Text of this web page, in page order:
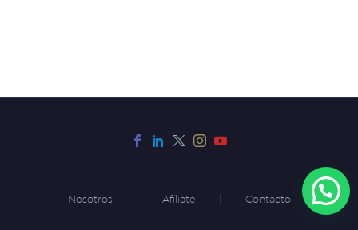
Nosotros Afíliate Contacto